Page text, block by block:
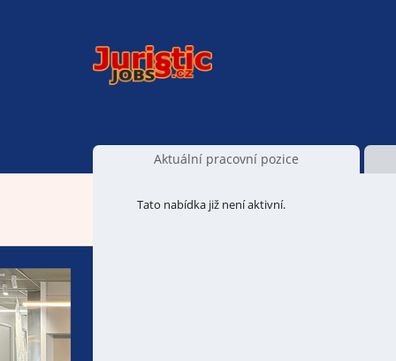
Aktuální pracovní pozice
Tato nabídka již není aktivní.